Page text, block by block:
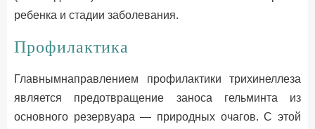
ребенка и стадии заболевания.
Профилактика
Главнымнаправлением профилактики трихинеллеза
является предотвращение заноса гельминта из
основного резервуара — природных очагов. С этой